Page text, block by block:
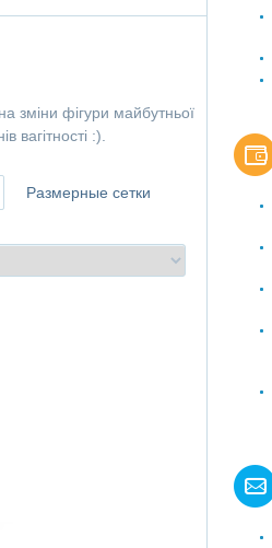
зміни фігури майбутньої
вагітності :).
Размерные сетки